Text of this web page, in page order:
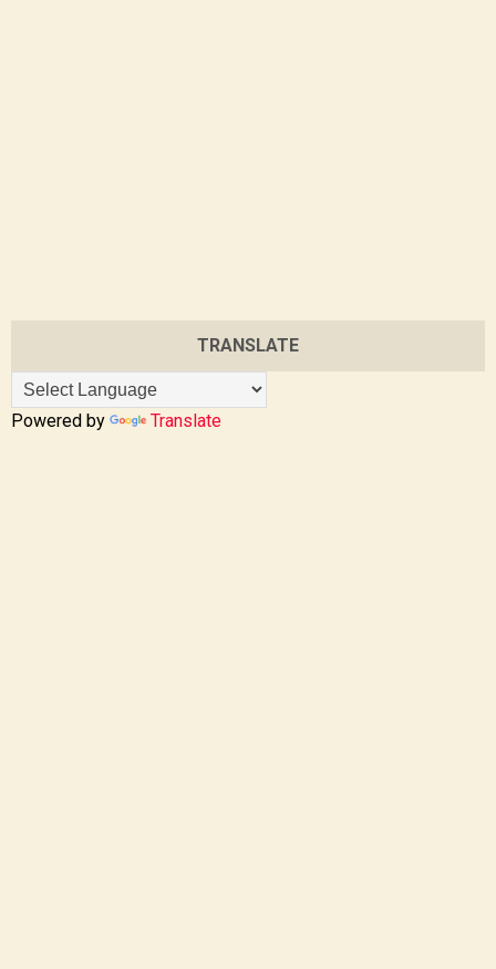
TRANSLATE
Powered by Translate